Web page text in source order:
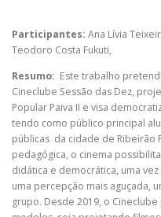
Participantes: Ana Lívia
Teodoro Costa Fukuti,
Resumo: Este trabalho
Cineclube Sessão das Dez,
Popular Paiva II e visa
tendo como público principal
públicas da cidade de Ribeirão
pedagógica, o cinema
didática e democrática, uma
uma percepção mais aguçada,
grupo. Desde 2019, o